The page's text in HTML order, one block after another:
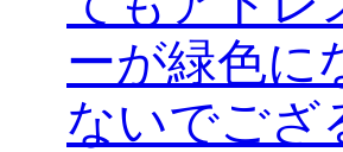
ーが緑色に
ないでござ